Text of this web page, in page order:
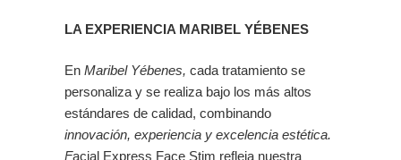
LA EXPERIENCIA MARIBEL YÉBENES
EnMaribel Yébenes, cada tratamiento se
personaliza y se realiza bajo los más altos
estándares de calidad, combinando
innovación, experiencia y excelencia estética.
Facial Express Face Stim refleja nuestra